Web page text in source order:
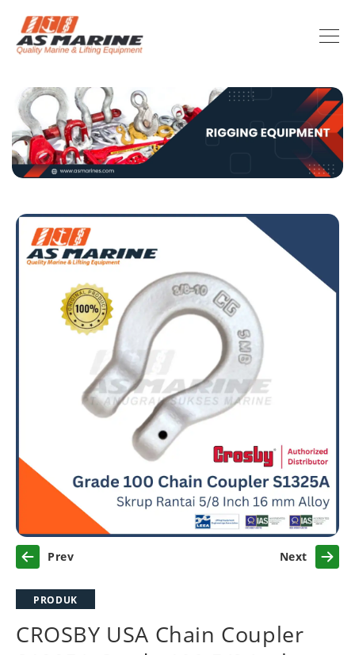
Previous Next
PRODUK
CROSBY USA Chain Coupler